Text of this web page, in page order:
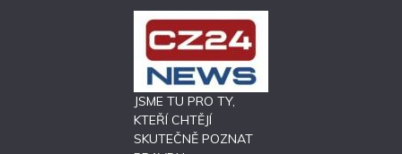
JSME TU PRO TY,
KTEŘÍ CHTĚJÍ
SKUTEČNĚ POZNAT